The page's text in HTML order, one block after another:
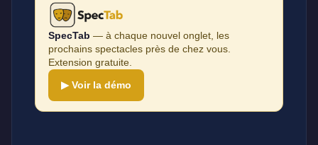
SpecTab — à chaque nouvel onglet, les
prochains spectacles près de chez vous.
Extension gratuite.
▶ Voir la démo